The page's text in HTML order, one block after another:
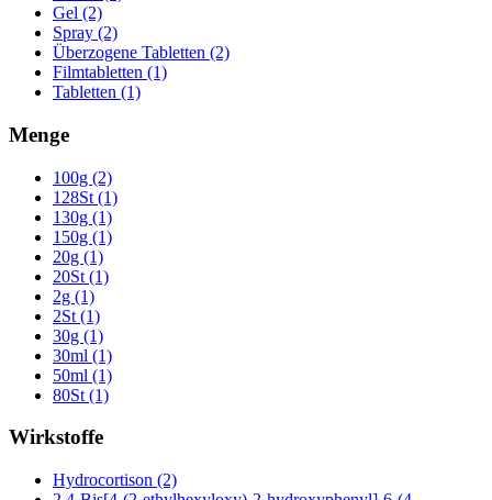
Gel (2)
Spray (2)
Überzogene Tabletten (2)
Filmtabletten (1)
Tabletten (1)
Menge
100g (2)
128St (1)
130g (1)
150g (1)
20g (1)
20St (1)
2g (1)
2St (1)
30g (1)
30ml (1)
50ml (1)
80St (1)
Wirkstoffe
Hydrocortison (2)